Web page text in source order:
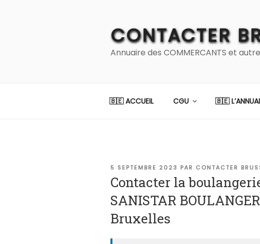
CONTACTER
Annuaire des COMMERCANTS et
🇧🇪 ACCUEIL CGU 🇧🇪
PUBLIÉ
5 SEPTEMBRE 2023 PAR CONTACTER
Contacter la
SANISTAR
Bruxelles